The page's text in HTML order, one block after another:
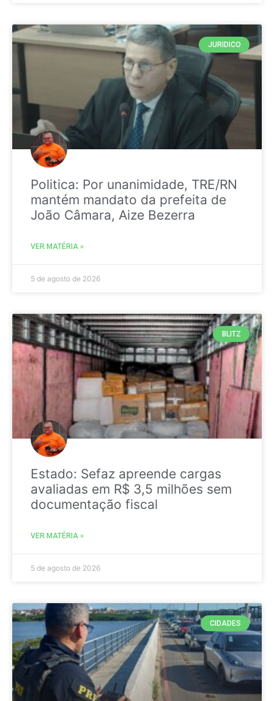
JURIDICO
Politica: Por unanimidade, TRE/RN
mantém mandato da prefeita de
João Câmara, Aize Bezerra
VER MATÉRIA »
5 de agosto de 2026
BLITZ
Estado: Sefaz apreende cargas
avaliadas em R$ 3,5 milhões sem
documentação fiscal
VER MATÉRIA »
5 de agosto de 2026
CIDADES